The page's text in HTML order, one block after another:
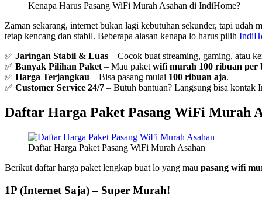
Kenapa Harus Pasang WiFi Murah Asahan di IndiHome?
Zaman sekarang, internet bukan lagi kebutuhan sekunder, tapi
tetap kencang dan stabil. Beberapa alasan kenapa lo harus pilih
✅ Jaringan Stabil & Luas – Cocok buat streaming, gaming, atau
✅ Banyak Pilihan Paket – Mau paket wifi murah 100 ribuan per
✅ Harga Terjangkau – Bisa pasang mulai 100 ribuan aja.
✅ Customer Service 24/7 – Butuh bantuan? Langsung bisa kontak
Daftar Harga Paket Pasang WiFi Murah
Daftar Harga Paket Pasang WiFi Murah Asahan
Berikut daftar harga paket lengkap buat lo yang mau pasang wifi
1P (Internet Saja) – Super Murah!